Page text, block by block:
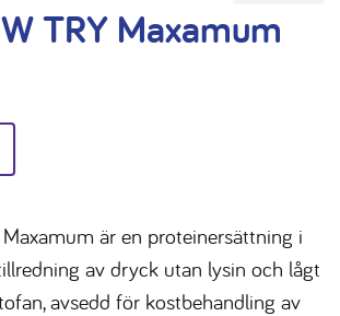
TRY Maxamum
Maxamum är en proteinersättning i
av dryck utan lysin och lågt
avsedd för kostbehandling av